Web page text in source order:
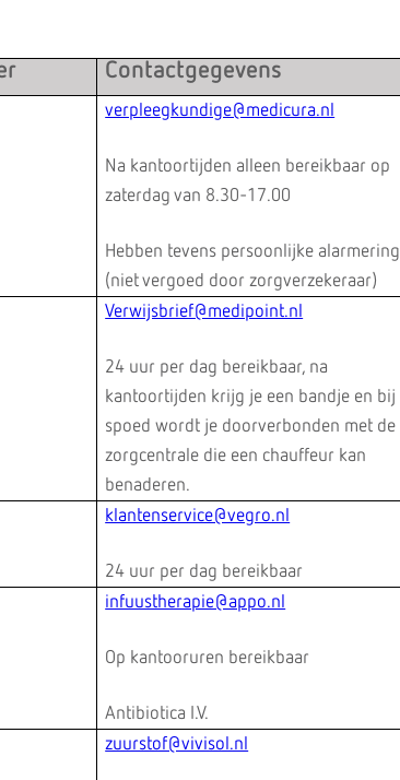
Contactgegevens
verpleegkundige@medicura.nl
Na kantoortijden alleen bereikbaar op
zaterdag van 8.30-17.00
Hebben tevens persoonlijke alarmering
(niet vergoed door zorgverzekeraar)
Verwijsbrief@medipoint.nl
24 uur per dag bereikbaar, na
kantoortijden krijg je een bandje en bij
spoed wordt je doorverbonden met de
zorgcentrale die een chauffeur kan
benaderen.
klantenservice@vegro.nl
24 uur per dag bereikbaar
infuustherapie@appo.nl
Op kantooruren bereikbaar
Antibiotica I.V.
zuurstof@vivisol.nl